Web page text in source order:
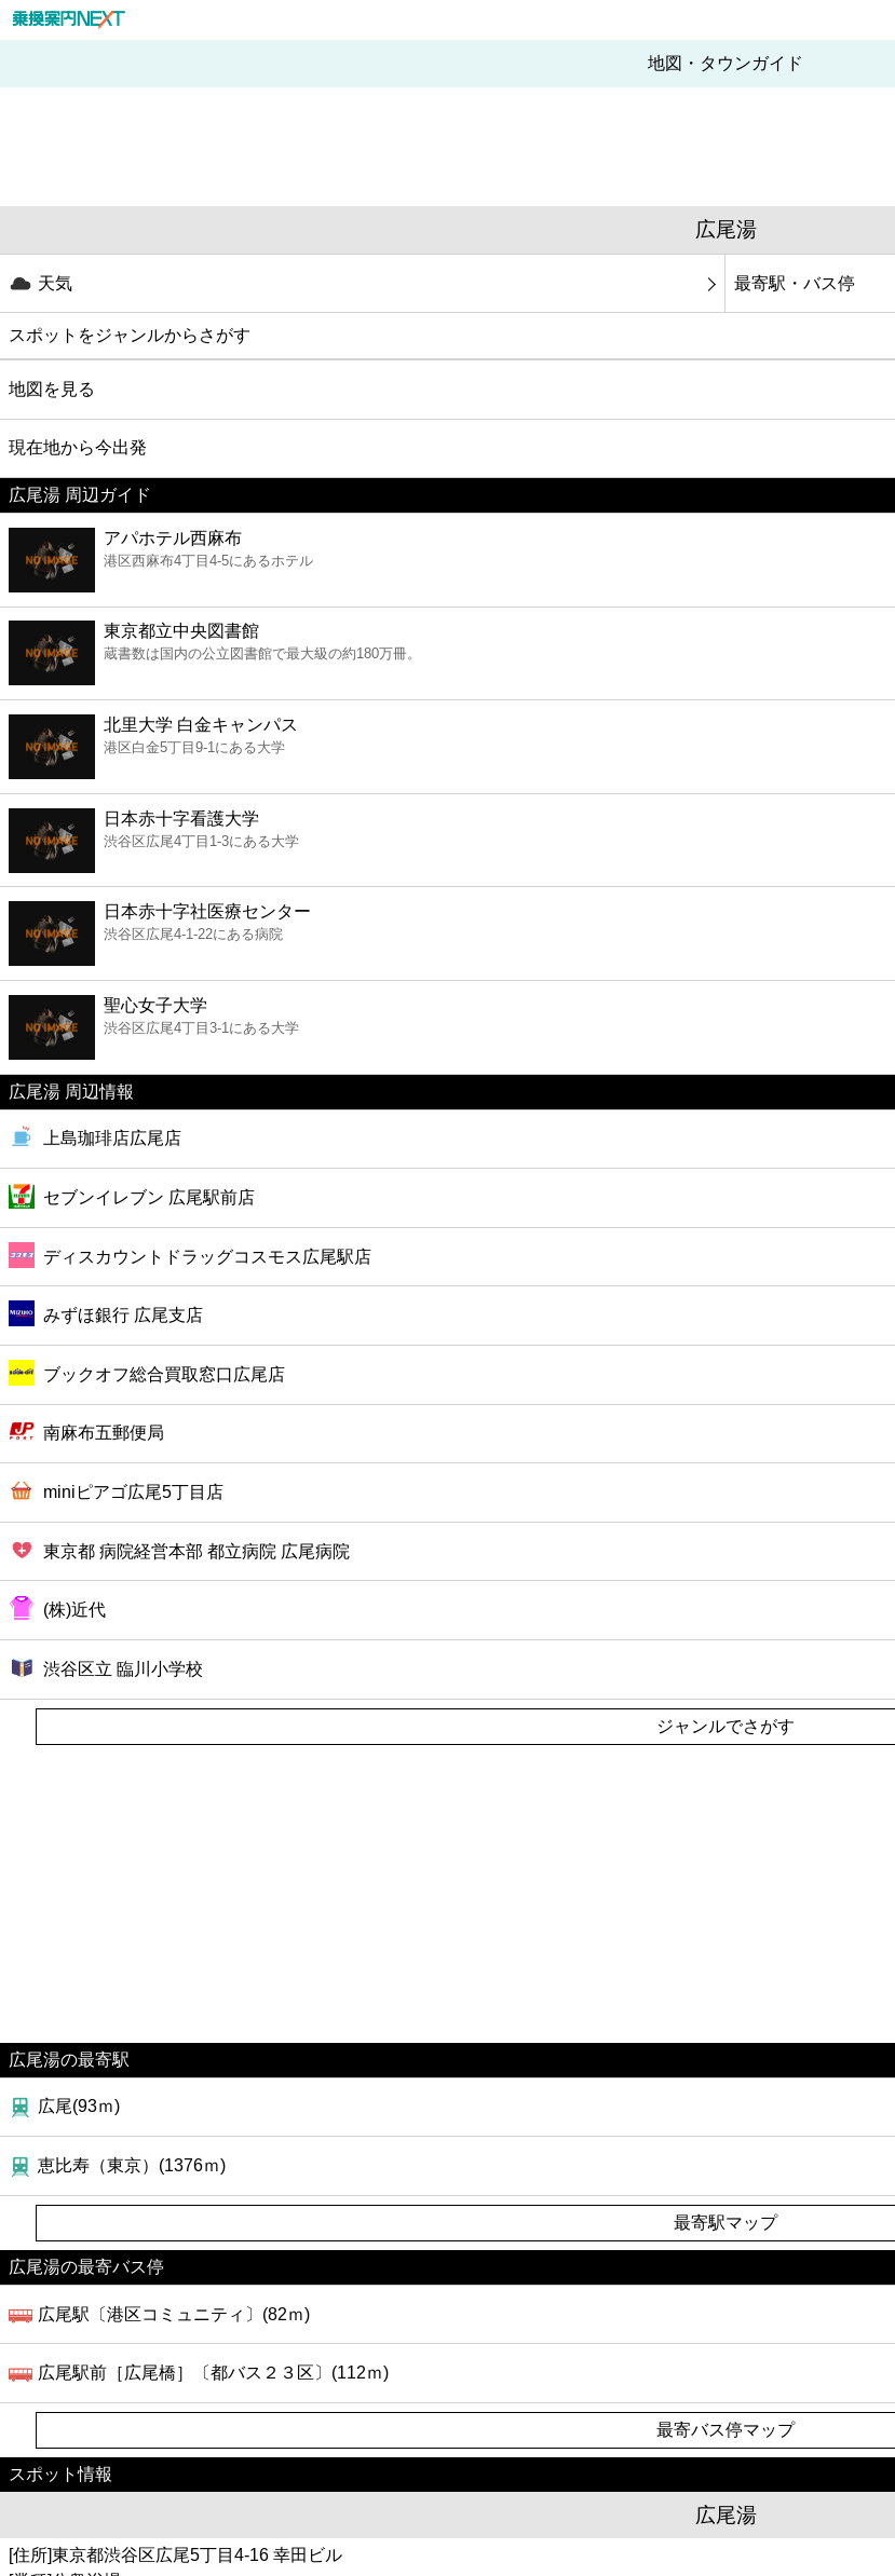
地図・タウンガイド
広尾湯
天気 最寄駅・バス停
スポットをジャンルからさがす
グルメ
映画
美容
コンビニ
薬局
スーパー
エンタメ
レジャー
書店
ファミレス
ファーストフード
カフェ
ショッピング
公共
病院
ホテル
地図を見る
現在地から今出発
広尾湯 周辺ガイド
アパホテル西麻布
港区西麻布4丁目4-5にあるホテル
東京都立中央図書館
蔵書数は国内の公立図書館で最大級の約180万冊。
北里大学 白金キャンパス
港区白金5丁目9-1にある大学
日本赤十字看護大学
渋谷区広尾4丁目1-3にある大学
日本赤十字社医療センター
渋谷区広尾4-1-22にある病院
聖心女子大学
渋谷区広尾4丁目3-1にある大学
広尾湯 周辺情報
上島珈琲店広尾店
セブンイレブン 広尾駅前店
ディスカウントドラッグコスモス広尾駅店
みずほ銀行 広尾支店
ブックオフ総合買取窓口広尾店
南麻布五郵便局
miniピアゴ広尾5丁目店
東京都 病院経営本部 都立病院 広尾病院
(株)近代
渋谷区立 臨川小学校
ジャンルでさがす
広尾湯の最寄駅
広尾(93ｍ)
恵比寿（東京）(1376ｍ)
最寄駅マップ
広尾湯の最寄バス停
広尾駅〔港区コミュニティ〕(82ｍ)
広尾駅前［広尾橋］〔都バス２３区〕(112ｍ)
最寄バス停マップ
スポット情報
広尾湯
[住所]東京都渋谷区広尾5丁目4-16 幸田ビル